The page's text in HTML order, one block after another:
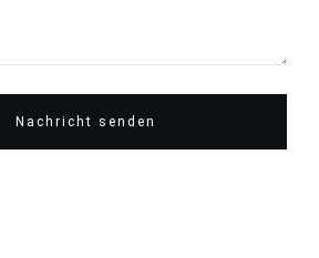
Nachricht senden